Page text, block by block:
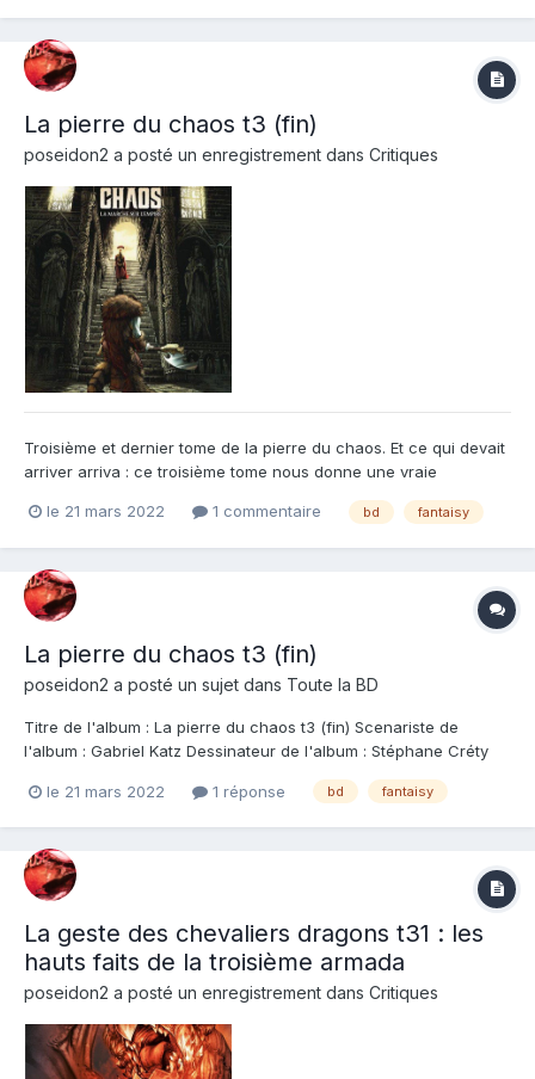
La pierre du chaos t3 (fin)
poseidon2 a posté un enregistrement dans Critiques
Troisième et dernier tome de la pierre du chaos. Et ce qui devait
arriver arriva : ce troisième tome nous donne une vraie
permet de se reposer sur les dessins pour faire passer une
le 21 mars 2022 1 commentaire bd fantaisy
La pierre du chaos t3 (fin)
poseidon2 a posté un sujet dans Toute la BD
Titre de l'album : La pierre du chaos t3 (fin) Scenariste de
l'album : Gabriel Katz Dessinateur de l'album : Stéphane Créty
Résumé de l'album : L'empire se croyait invincible... Après avoir
le 21 mars 2022 1 réponse bd fantaisy
La geste des chevaliers dragons t31 : les
hauts faits de la troisième armada
poseidon2 a posté un enregistrement dans Critiques